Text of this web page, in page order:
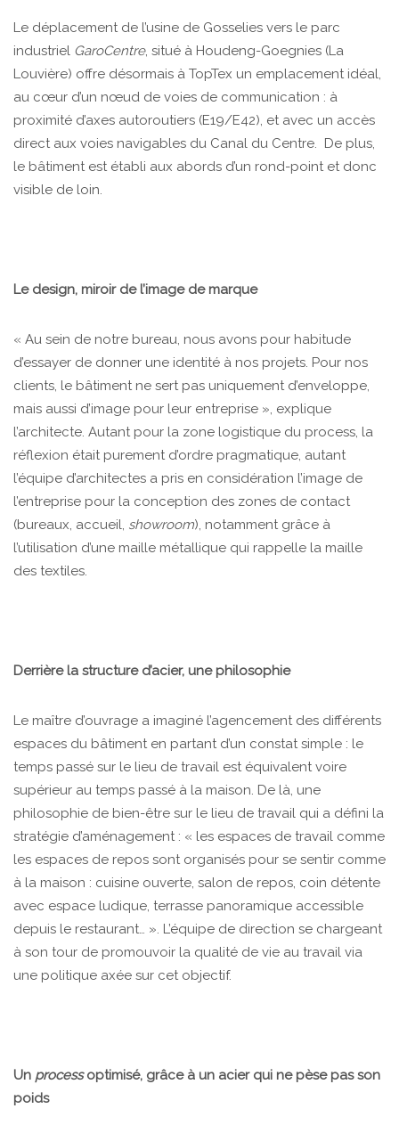
Le déplacement de l’usine de Gosselies vers le parc
industriel GaroCentre, situé à Houdeng-Goegnies (La
Louvière) offre désormais à TopTex un emplacement idéal,
au cœur d’un nœud de voies de communication : à
proximité d’axes autoroutiers (E19/E42), et avec un accès
direct aux voies navigables du Canal du Centre. De plus,
le bâtiment est établi aux abords d’un rond-point et donc
visible de loin.
Le design, miroir de l’image de marque
« Au sein de notre bureau, nous avons pour habitude
d’essayer de donner une identité à nos projets. Pour nos
clients, le bâtiment ne sert pas uniquement d’enveloppe,
mais aussi d’image pour leur entreprise », explique
l’architecte. Autant pour la zone logistique du process, la
réflexion était purement d’ordre pragmatique, autant
l’équipe d’architectes a pris en considération l’image de
l’entreprise pour la conception des zones de contact
(bureaux, accueil, showroom), notamment grâce à
l’utilisation d’une maille métallique qui rappelle la maille
des textiles.
Derrière la structure d’acier, une philosophie
Le maître d’ouvrage a imaginé l’agencement des différents
espaces du bâtiment en partant d’un constat simple : le
temps passé sur le lieu de travail est équivalent voire
supérieur au temps passé à la maison. De là, une
philosophie de bien-être sur le lieu de travail qui a défini la
stratégie d’aménagement : « les espaces de travail comme
les espaces de repos sont organisés pour se sentir comme
à la maison : cuisine ouverte, salon de repos, coin détente
avec espace ludique, terrasse panoramique accessible
depuis le restaurant… ». L’équipe de direction se chargeant
à son tour de promouvoir la qualité de vie au travail via
une politique axée sur cet objectif.
Un processoptimisé, grâce à un acier qui ne pèse pas son
poids